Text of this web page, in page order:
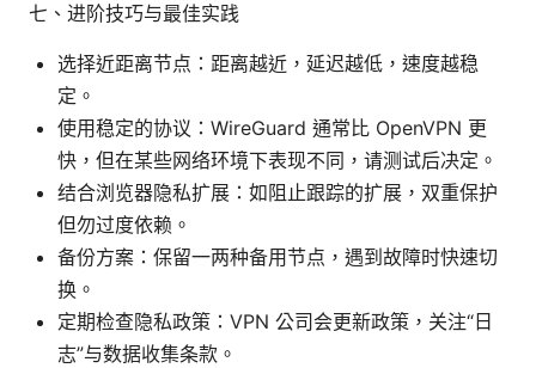
七、进阶技巧与最佳实践
选择近距离节点：距离越近，延迟越低，速度越稳
定。
使用稳定的协议：WireGuard 通常比 OpenVPN 更
快，但在某些网络环境下表现不同，请测试后决定。
结合浏览器隐私扩展：如阻止跟踪的扩展，双重保护
但勿过度依赖。
备份方案：保留一两种备用节点，遇到故障时快速切
换。
定期检查隐私政策：VPN 公司会更新政策，关注“日
志”与数据收集条款。